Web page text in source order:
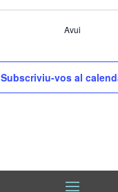
Avui
Subscriviu-vos al